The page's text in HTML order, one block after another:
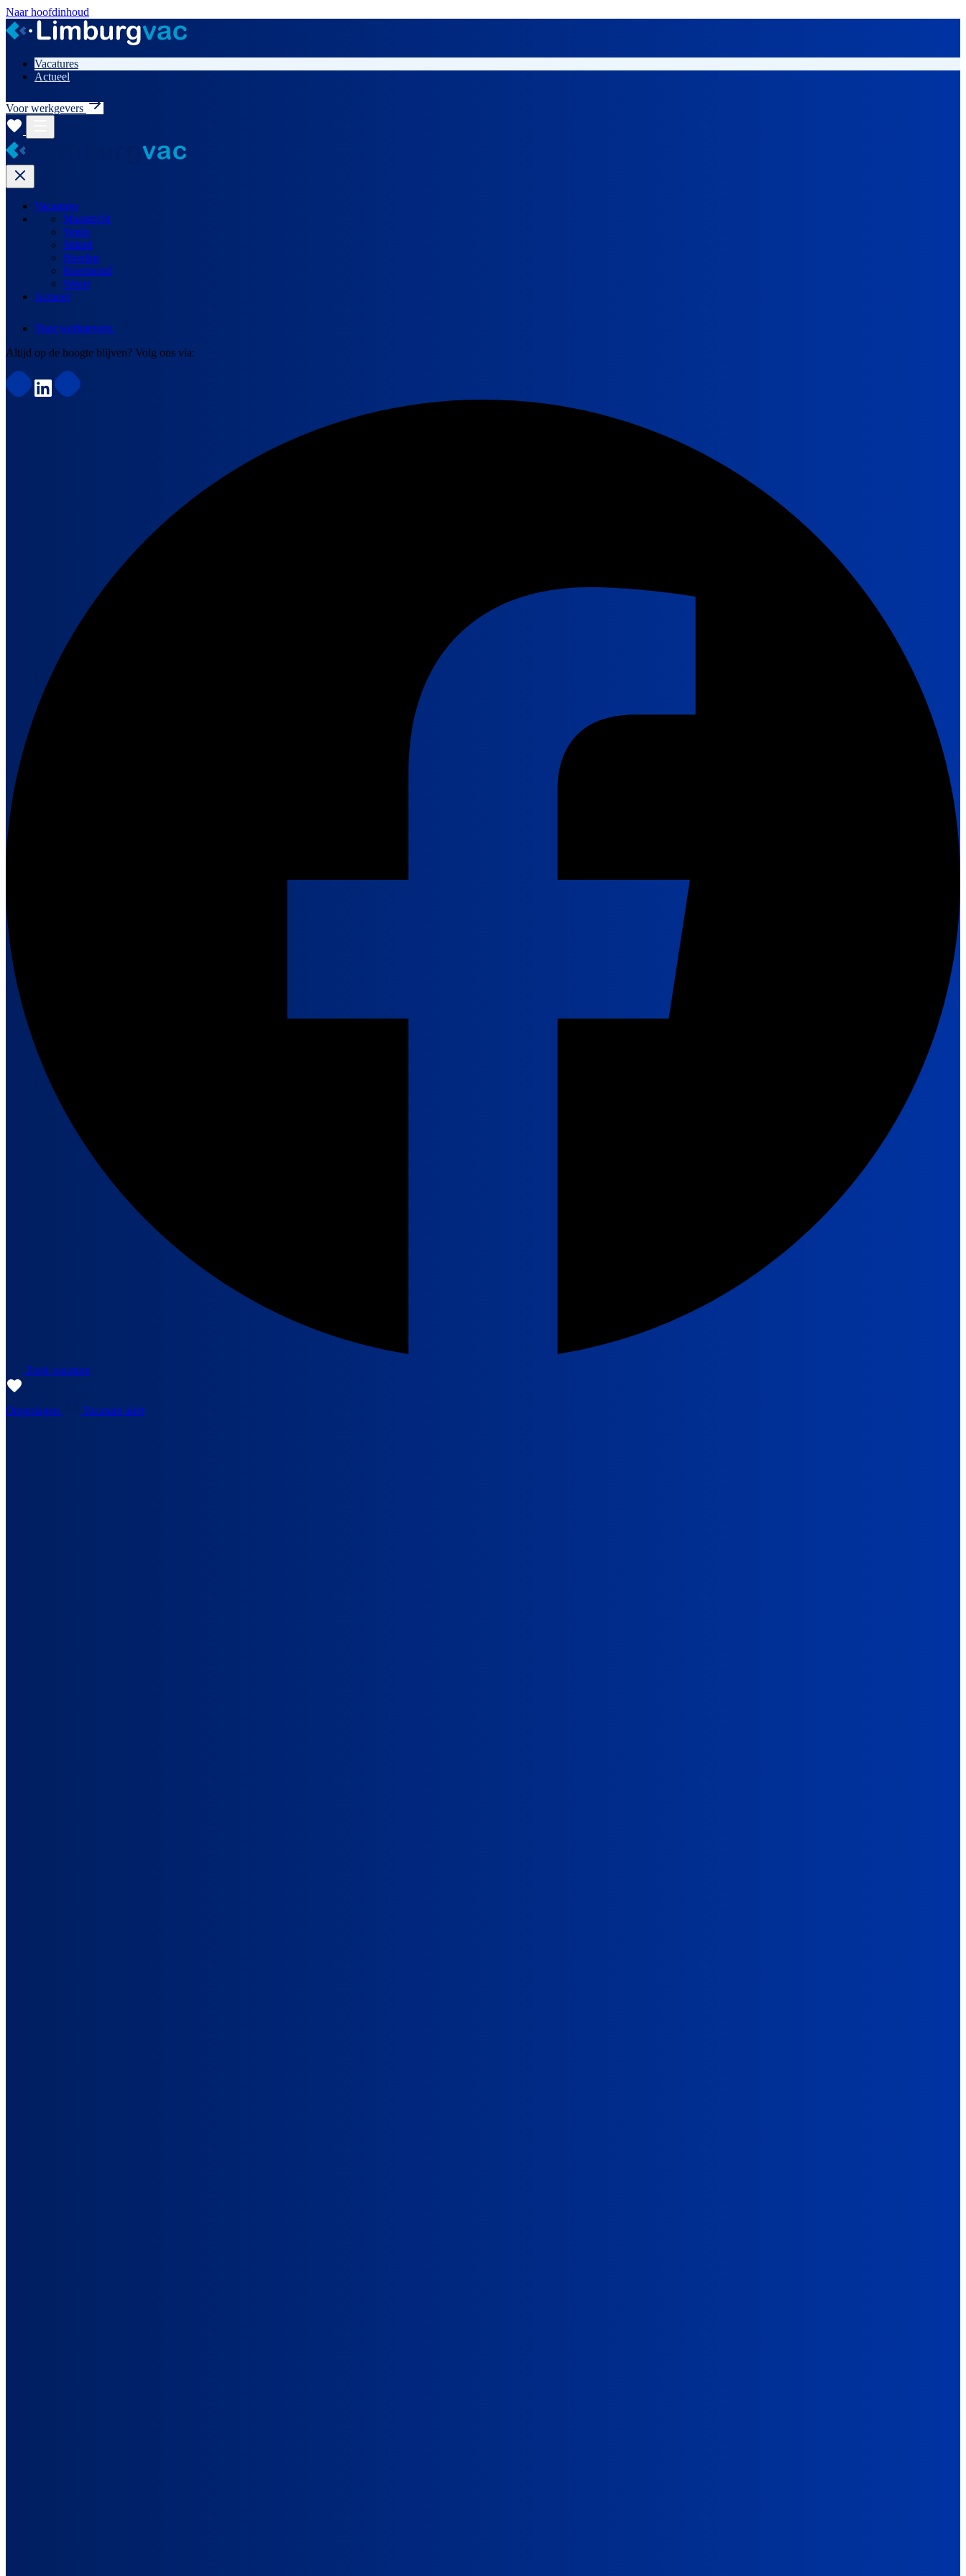
Naar hoofdinhoud
Vacatures
Actueel
Voor werkgevers
Vacatures
Maastricht
Venlo
Sittard
Heerlen
Roermond
Weert
Actueel
Voor werkgevers
Altijd op de hoogte blijven? Volg ons via:
Zoek vacature
Opgeslagen Vacature alert